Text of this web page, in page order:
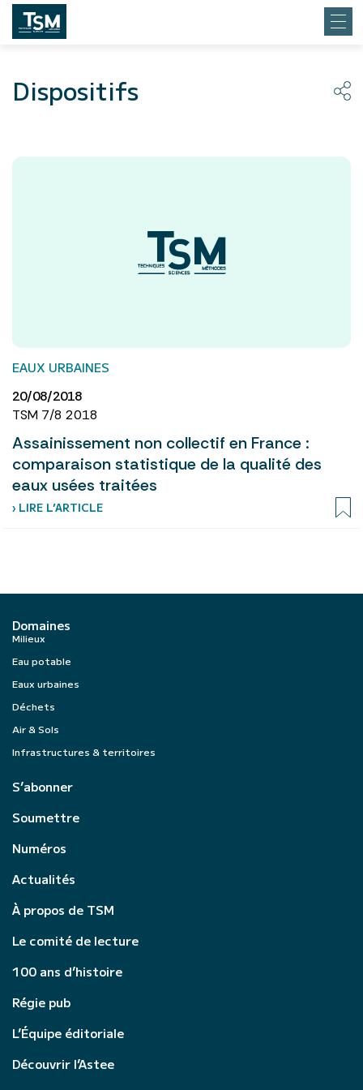
Dispositifs
EAUX URBAINES
20/08/2018
TSM 7/8 2018
Assainissement non collectif en France :
comparaison statistique de la qualité des
eaux usées traitées
› LIRE L’ARTICLE
Domaines
Milieux
Eau potable
Eaux urbaines
Déchets
Air & Sols
Infrastructures & territoires
S’abonner
Soumettre
Numéros
Actualités
À propos de TSM
Le comité de lecture
100 ans d’histoire
Régie pub
L’Équipe éditoriale
Découvrir l’Astee